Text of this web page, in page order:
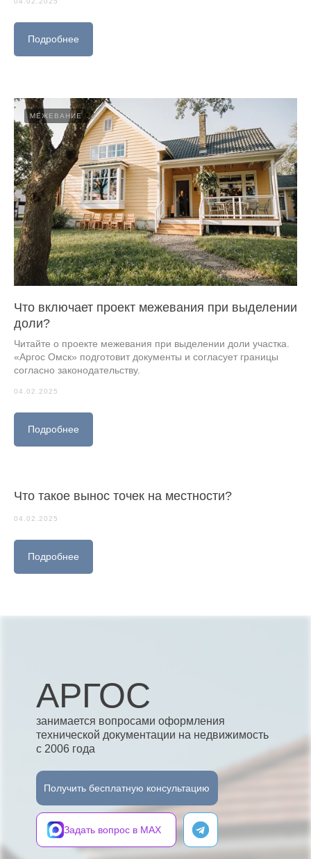
Подробнее
МЕЖЕВАНИЕ
Что включает проект межевания при выделении
доли?
Читайте о проекте межевания при выделении доли участка.
«Аргос Омск» подготовит документы и согласует границы
согласно законодательству.
04.02.2025
Подробнее
Что такое вынос точек на местности?
04.02.2025
Подробнее
АРГОС
занимается вопросами оформления
технической документации на недвижимость
с 2006 года
Получить бесплатную консультацию
Задать вопрос в MAX